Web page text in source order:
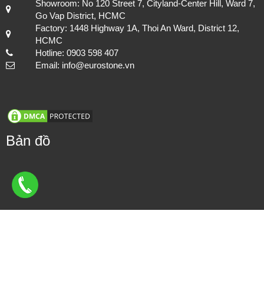
Thi công hạng mục đá lát nền cho cách công trình, đảm bảo chất
lượng và tuổi thọ.
Showroom: No 120 Street 7, Cityland-Center Hill, Ward 7,
Go Vap District, HCMC
Factory: 1448 Highway 1A, Thoi An Ward, District 12,
HCMC
Hotline: 0903 598 407
Email: info@eurostone.vn
Bản đồ